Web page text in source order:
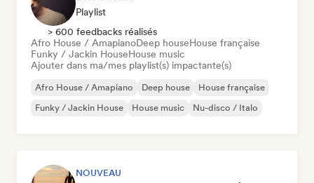
Playlist
> 600 feedbacks réalisés
Afro House / AmapianoDeep houseHouse française
Funky / Jackin HouseHouse music
Ajouter dans ma/mes playlist(s) impactante(s)
Afro House / Amapiano Deep house
House française
Funky / Jackin House
House music Nu-disco / Italo
NOUVEAU